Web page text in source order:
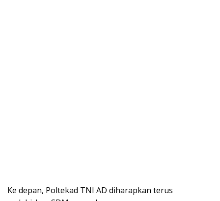
Ke depan, Pоltеkаd TNI AD dіhаrарkаn terus